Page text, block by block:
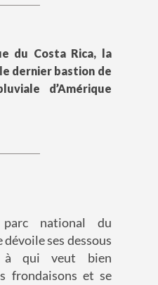
du Costa Rica, la
dernier bastion de
d’Amérique
national du
ses dessous
à qui veut bien
frondaisons et se